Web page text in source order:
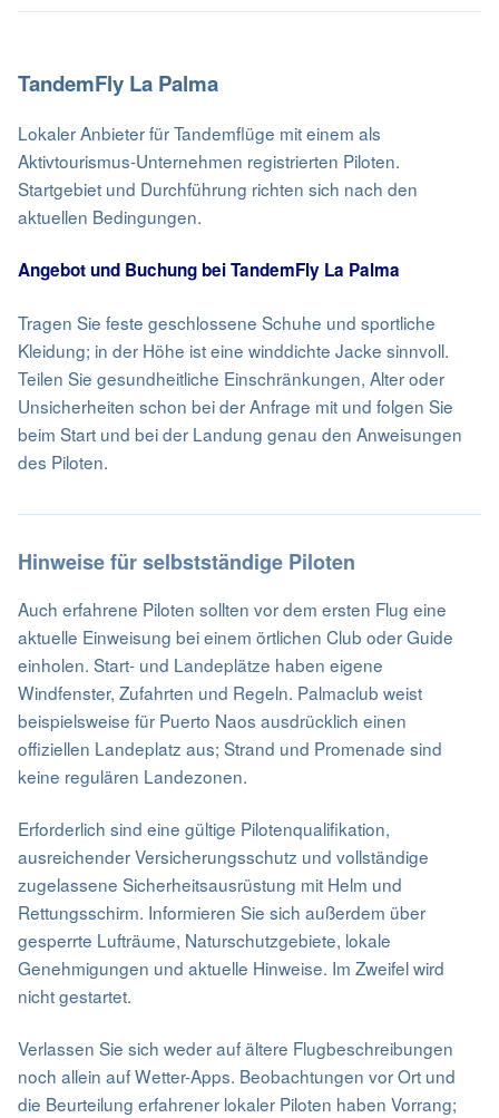
TandemFly La Palma
Lokaler Anbieter für Tandemflüge mit einem als
Aktivtourismus-Unternehmen registrierten Piloten.
Startgebiet und Durchführung richten sich nach den
aktuellen Bedingungen.
Angebot und Buchung bei TandemFly La Palma
Tragen Sie feste geschlossene Schuhe und sportliche
Kleidung; in der Höhe ist eine winddichte Jacke sinnvoll.
Teilen Sie gesundheitliche Einschränkungen, Alter oder
Unsicherheiten schon bei der Anfrage mit und folgen Sie
beim Start und bei der Landung genau den Anweisungen
des Piloten.
Hinweise für selbstständige Piloten
Auch erfahrene Piloten sollten vor dem ersten Flug eine
aktuelle Einweisung bei einem örtlichen Club oder Guide
einholen. Start- und Landeplätze haben eigene
Windfenster, Zufahrten und Regeln. Palmaclub weist
beispielsweise für Puerto Naos ausdrücklich einen
offiziellen Landeplatz aus; Strand und Promenade sind
keine regulären Landezonen.
Erforderlich sind eine gültige Pilotenqualifikation,
ausreichender Versicherungsschutz und vollständige
zugelassene Sicherheitsausrüstung mit Helm und
Rettungsschirm. Informieren Sie sich außerdem über
gesperrte Lufträume, Naturschutzgebiete, lokale
Genehmigungen und aktuelle Hinweise. Im Zweifel wird
nicht gestartet.
Verlassen Sie sich weder auf ältere Flugbeschreibungen
noch allein auf Wetter-Apps. Beobachtungen vor Ort und
die Beurteilung erfahrener lokaler Piloten haben Vorrang;